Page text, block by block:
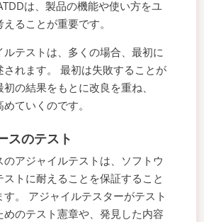
は、製品の機能や使い方をユ
ることが重要です。
ルテストは、多くの場合、最初に
されます。 最初は失敗することが
の結果をもとに改良を重ね、
ていくのです。
スのテスト
アジャイルテストは、ソフトウ
ストに耐えることを保証すること
す。 アジャイルテスターがテスト
めのテスト憲章や、発見した内容